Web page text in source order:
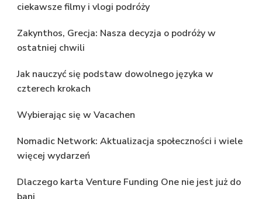
ciekawsze filmy i vlogi podróży
Zakynthos, Grecja: Nasza decyzja o podróży w
ostatniej chwili
Jak nauczyć się podstaw dowolnego języka w
czterech krokach
Wybierając się w Vacachen
Nomadic Network: Aktualizacja społeczności i wiele
więcej wydarzeń
Dlaczego karta Venture Funding One nie jest już do